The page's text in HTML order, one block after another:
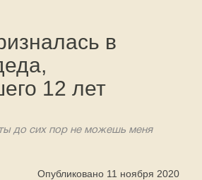
в
12 лет
до сих пор не можешь меня
Опубликовано 11 ноября 2020